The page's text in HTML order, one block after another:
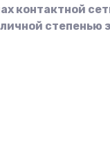
контактной
степенью